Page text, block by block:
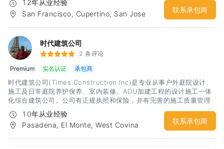
建设性的沟通和满意的合作
12年从业经验
San Francisco, Cupertino, San Jose
联系承包商
时代建筑公司
2 条评论
Premium
实名认证 承包商
时代建筑公司(Times Construction Inc)是专业从事户外庭院设计、
施工及日常庭院养护保养、室内装修、ADU加建工程的设计施工一体
化综合建筑公司。公司有正规执照和保险，并有完善的施工质量管理
体系，多年从业经验和案例。以创意设计为先，结合时尚风格的设
计，并可以根据客户的要求，一步步细化调整设计和材料选用，满足
客户预算，达到最佳性价比。 公司创始人李杰先生是专业资深人士，
10年从业经验
Pasadena, El Monte, West Covina
联系承包商